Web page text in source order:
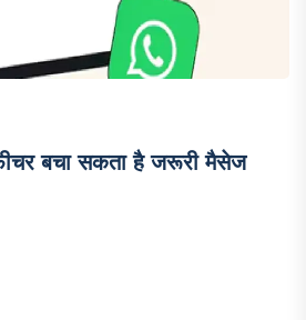
बचा सकता है जरूरी मैसेज